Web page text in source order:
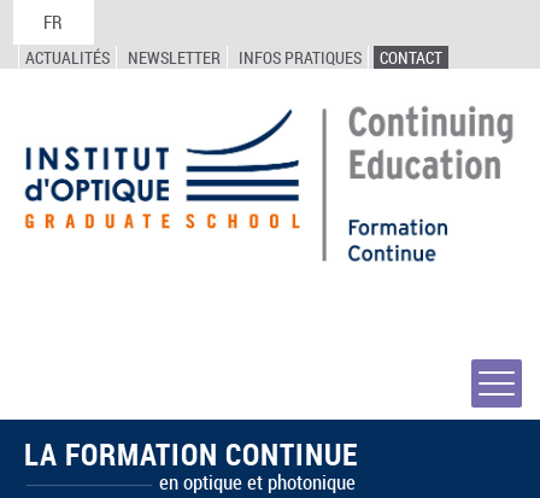
FR
ACTUALITÉS NEWSLETTER INFOS PRATIQUES CONTACT
LA FORMATION CONTINUE
en optique et photonique